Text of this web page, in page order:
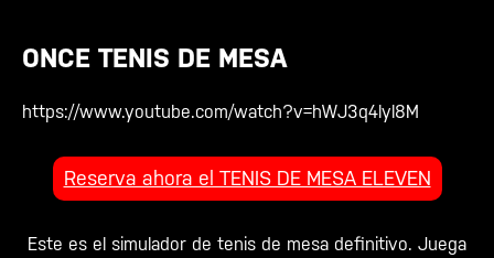
ONCE TENIS DE MESA
https://www.youtube.com/watch?v=hWJ3q4lyl8M
Reserva ahora el TENIS DE MESA ELEVEN
Este es el simulador de tenis de mesa definitivo. Juega